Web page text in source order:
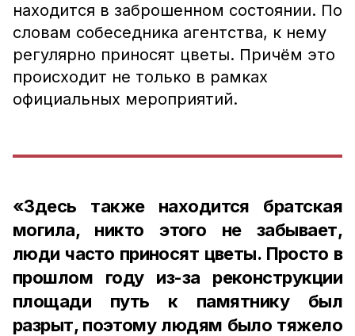
находится в заброшенном состоянии. По
словам собеседника агентства, к нему
регулярно приносят цветы. Причём это
происходит не только в рамках
официальных мероприятий.
«Здесь также находится братская
могила, никто этого не забывает,
люди часто приносят цветы. Просто в
прошлом году из-за реконструкции
площади путь к памятнику был
разрыт, поэтому людям было тяжело